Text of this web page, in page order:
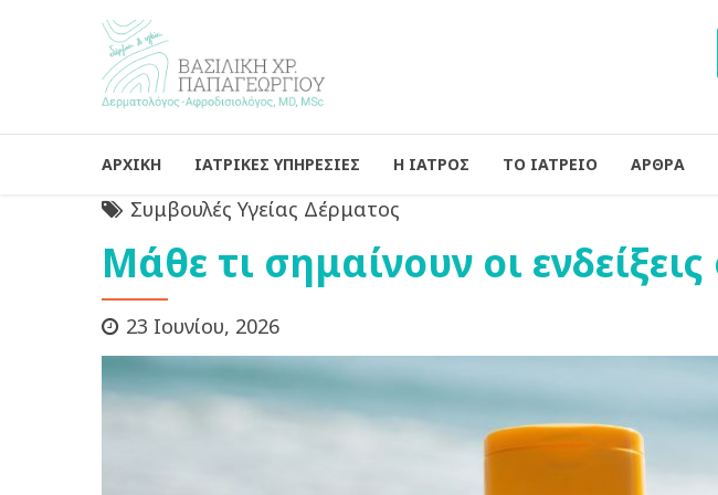
ΑΡΧΙΚΗ ΙΑΤΡΙΚΕΣ ΥΠΗΡΕΣΙΕΣ Η ΙΑΤΡΟΣ ΤΟ ΙΑΤΡΕΙΟ ΑΡΘΡΑ
Συμβουλές Υγείας Δέρματος
Μάθε τι σημαίνουν οι
23 Ιουνίου, 2026